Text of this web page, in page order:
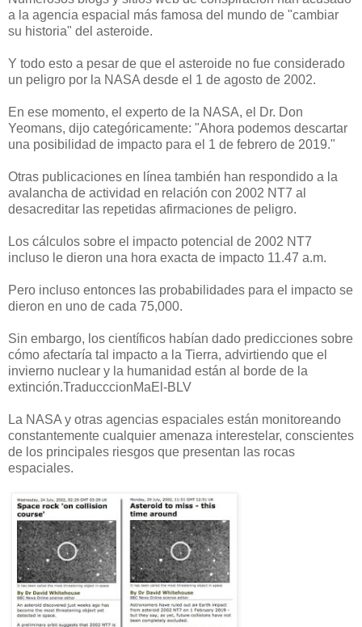
a la agencia espacial más famosa del mundo de "cambiar
su historia" del asteroide.
Y todo esto a pesar de que el asteroide no fue considerado
un peligro por la NASA desde el 1 de agosto de 2002.
En ese momento, el experto de la NASA, el Dr. Don
Yeomans, dijo categóricamente: "Ahora podemos descartar
una posibilidad de impacto para el 1 de febrero de 2019."
Otras publicaciones en línea también han respondido a la
avalancha de actividad en relación con 2002 NT7 al
desacreditar las repetidas afirmaciones de peligro.
Los cálculos sobre el impacto potencial de 2002 NT7
incluso le dieron una hora exacta de impacto 11.47 a.m.
Pero incluso entonces las probabilidades para el impacto se
dieron en uno de cada 75,000.
Sin embargo, los científicos habían dado predicciones sobre
cómo afectaría tal impacto a la Tierra, advirtiendo que el
invierno nuclear y la humanidad están al borde de la
extinción.TraducccionMaEl-BLV
La NASA y otras agencias espaciales están monitoreando
constantemente cualquier amenaza interestelar, conscientes
de los principales riesgos que presentan las rocas
espaciales.